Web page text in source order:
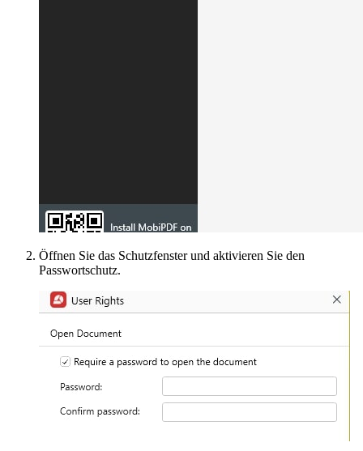
Öffnen Sie das Schutzfenster und aktivieren Sie den
Passwortschutz.